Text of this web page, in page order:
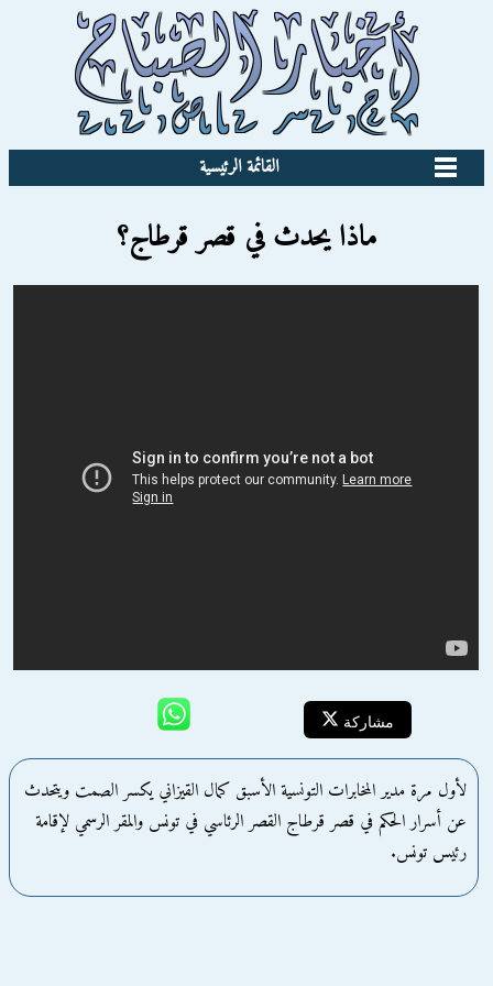
القائمة الرئيسية
ماذا يحدث في قصر قرطاج؟
مشاركة
لأول مرة مدير المخابرات التونسية الأسبق كمال القيزاني يكسر الصمت ويتحدث
عن أسرار الحكم في قصر قرطاج القصر الرئاسي في تونس والمقر الرسمي لإقامة
رئيس تونس.